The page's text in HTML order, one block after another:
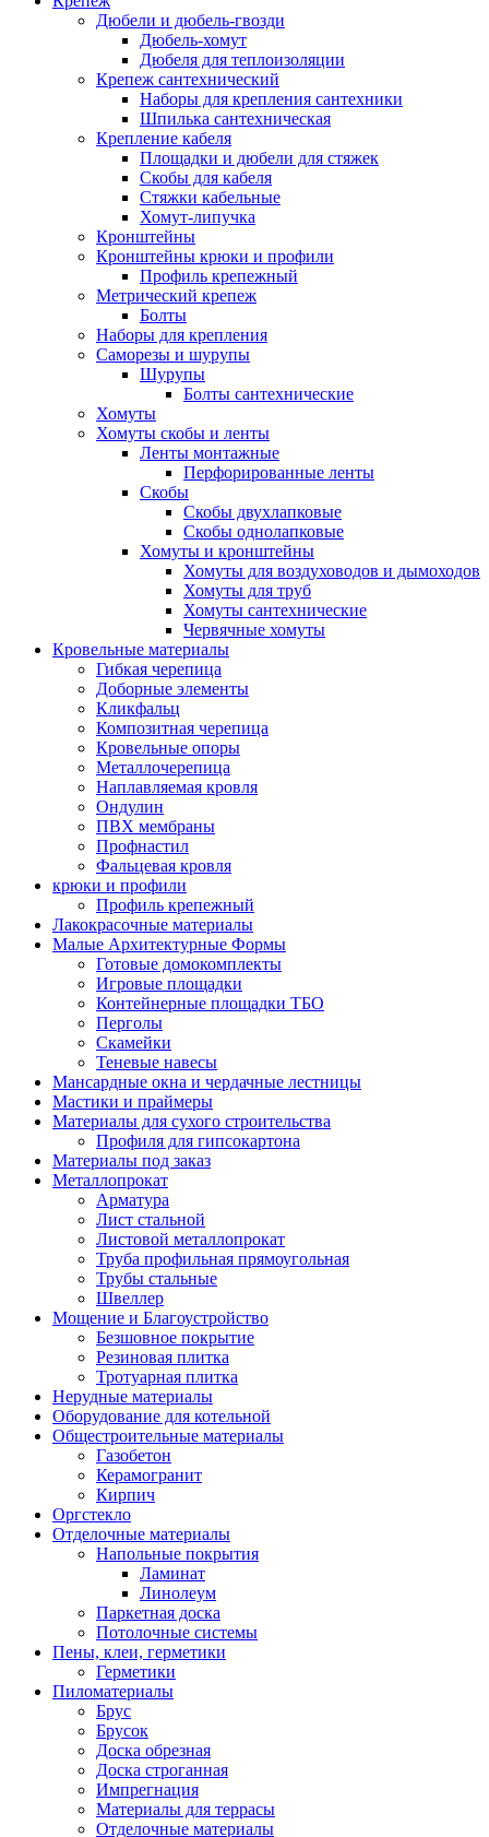
Дюбели и дюбель-гвозди
Дюбель-хомут
Дюбеля для теплоизоляции
Крепеж сантехнический
Наборы для крепления сантехники
Шпилька сантехническая
Крепление кабеля
Площадки и дюбели для стяжек
Скобы для кабеля
Стяжки кабельные
Хомут-липучка
Кронштейны
Кронштейны крюки и профили
Профиль крепежный
Метрический крепеж
Болты
Наборы для крепления
Саморезы и шурупы
Шурупы
Болты сантехнические
Хомуты
Хомуты скобы и ленты
Ленты монтажные
Перфорированные ленты
Скобы
Скобы двухлапковые
Скобы однолапковые
Хомуты и кронштейны
Хомуты для воздуховодов и дымоходов
Хомуты для труб
Хомуты сантехнические
Червячные хомуты
Кровельные материалы
Гибкая черепица
Доборные элементы
Кликфальц
Композитная черепица
Кровельные опоры
Металлочерепица
Наплавляемая кровля
Ондулин
ПВХ мембраны
Профнастил
Фальцевая кровля
крюки и профили
Профиль крепежный
Лакокрасочные материалы
Малые Архитектурные Формы
Готовые домокомплекты
Игровые площадки
Контейнерные площадки ТБО
Перголы
Скамейки
Теневые навесы
Мансардные окна и чердачные лестницы
Мастики и праймеры
Материалы для сухого строительства
Профиля для гипсокартона
Материалы под заказ
Металлопрокат
Арматура
Лист стальной
Листовой металлопрокат
Труба профильная прямоугольная
Трубы стальные
Швеллер
Мощение и Благоустройство
Безшовное покрытие
Резиновая плитка
Тротуарная плитка
Нерудные материалы
Оборудование для котельной
Общестроительные материалы
Газобетон
Керамогранит
Кирпич
Оргстекло
Отделочные материалы
Напольные покрытия
Ламинат
Линолеум
Паркетная доска
Потолочные системы
Пены, клеи, герметики
Герметики
Пиломатериалы
Брус
Брусок
Доска обрезная
Доска строганная
Импрегнация
Материалы для террасы
Отделочные материалы